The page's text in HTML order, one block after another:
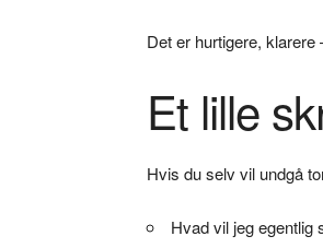
Det er hurtigere,
Et lille
Hvis du selv vil undgå
Hvad vil jeg egentlig